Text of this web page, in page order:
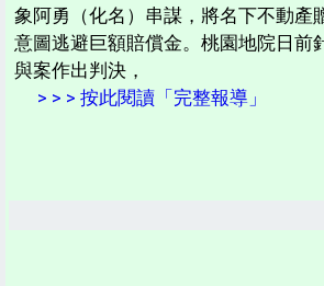
象阿勇（化名）串謀，將名下不動產
意圖逃避巨額賠償金。桃園地院日前
與案作出判決，
> > > 按此閱讀「完整報導」